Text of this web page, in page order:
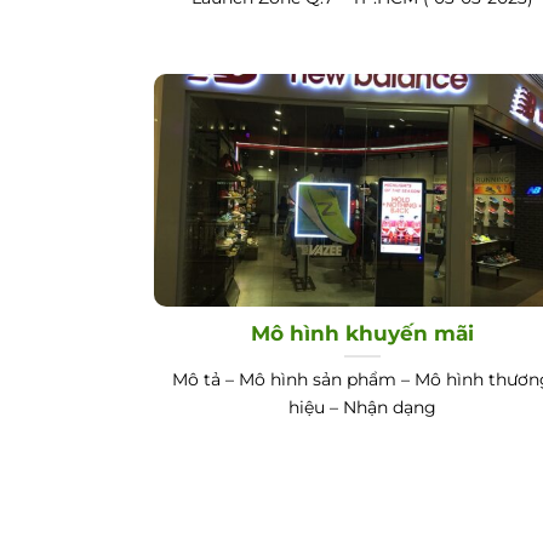
Mô hình khuyến mãi
Mô tả – Mô hình sản phẩm – Mô hình
hiệu – Nhận dạng